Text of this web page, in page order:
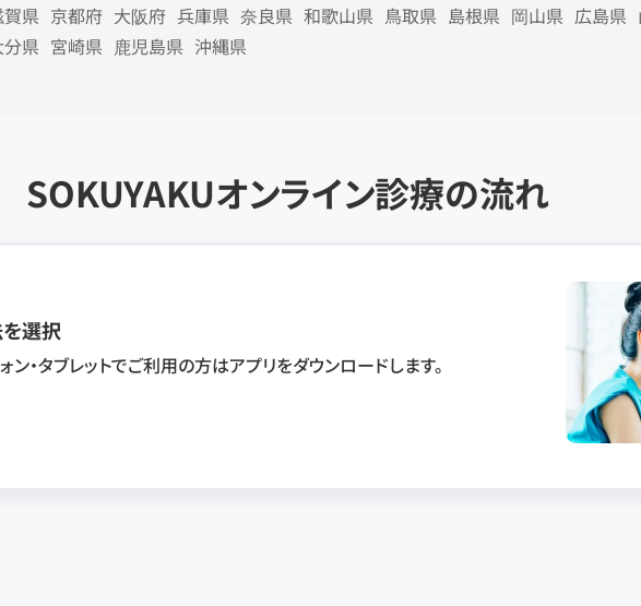
賀県 京都府 大阪府 兵庫県 奈良県 和歌山県 鳥取県 島根県 岡山県 広島県
分県 宮崎県 鹿児島県 沖縄県
SOKUYAKUオンライン診療の流れ
選択
ン・タブレットでご利用の方はアプリをダウンロードします。